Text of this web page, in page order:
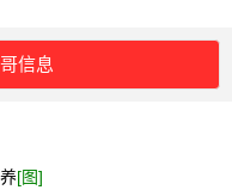
信息
[图]